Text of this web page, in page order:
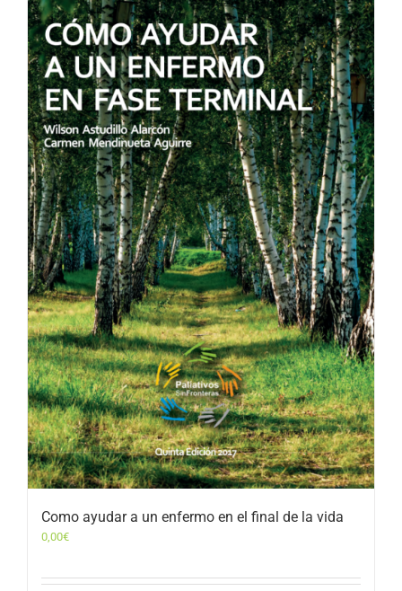
Como ayudar a un enfermo en el final de la vida
0,00€